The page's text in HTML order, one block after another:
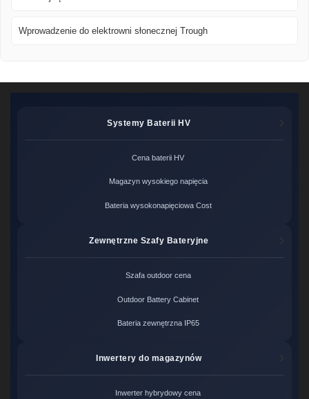
Wprowadzenie do elektrowni słonecznej Trough
Systemy Baterii HV
Cena baterii HV
Magazyn wysokiego napięcia
Bateria wysokonapięciowa Cost
Zewnętrzne Szafy Bateryjne
Szafa outdoor cena
Outdoor Battery Cabinet
Bateria zewnętrzna IP65
Inwertery do magazynów
Inwerter hybrydowy cena